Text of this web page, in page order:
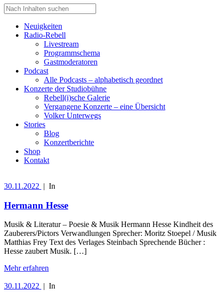
Neuigkeiten
Radio-Rebell
Livestream
Programmschema
Gastmoderatoren
Podcast
Alle Podcasts – alphabetisch geordnet
Konzerte der Studiobühne
Rebell(i)sche Galerie
Vergangene Konzerte – eine Übersicht
Volker Unterwegs
Stories
Blog
Konzertberichte
Shop
Kontakt
30.11.2022 | In
Hermann Hesse
Musik & Literatur – Poesie & Musik Hermann Hesse Kindheit des
Zauberers/Pictors Verwandlungen Sprecher: Moritz Stoepel / Musik
Matthias Frey Text des Verlages Steinbach Sprechende Bücher :
Hesse zaubert Musik. […]
Mehr erfahren
30.11.2022 | In